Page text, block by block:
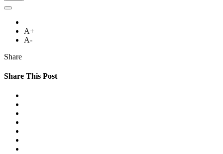
A+
A-
Share
Share This Post